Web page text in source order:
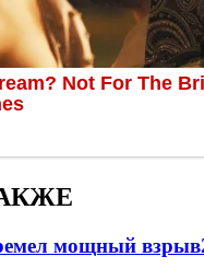
мощный взрыв